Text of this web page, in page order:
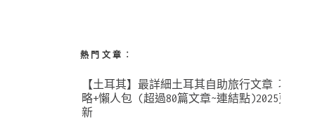
熱門文章︰
【土耳其】最詳細土耳其自助旅行文章 攻
略+懶人包 (超過80篇文章~連結點)2025更
新